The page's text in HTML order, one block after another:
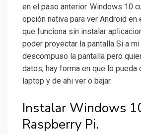
en el paso anterior. Windows 10
opción nativa para ver Android en
que funciona sin instalar
poder proyectar la pantalla Si a
descompuso la pantalla pero
datos, hay forma en que lo pueda
laptop y de ahi ver o bajar.
Instalar Windows
Raspberry Pi.